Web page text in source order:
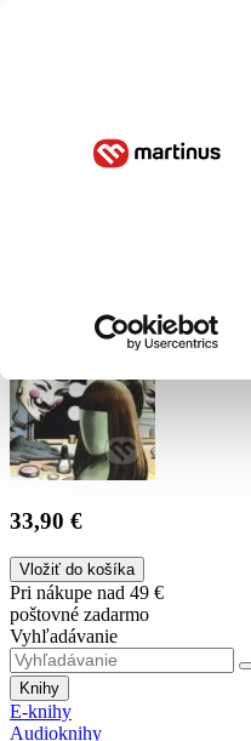
33,90 €
Vložiť do košíka
Pri nákupe nad 49 €
poštovné zadarmo
Vyhľadávanie
Knihy
E-knihy
Audioknihy